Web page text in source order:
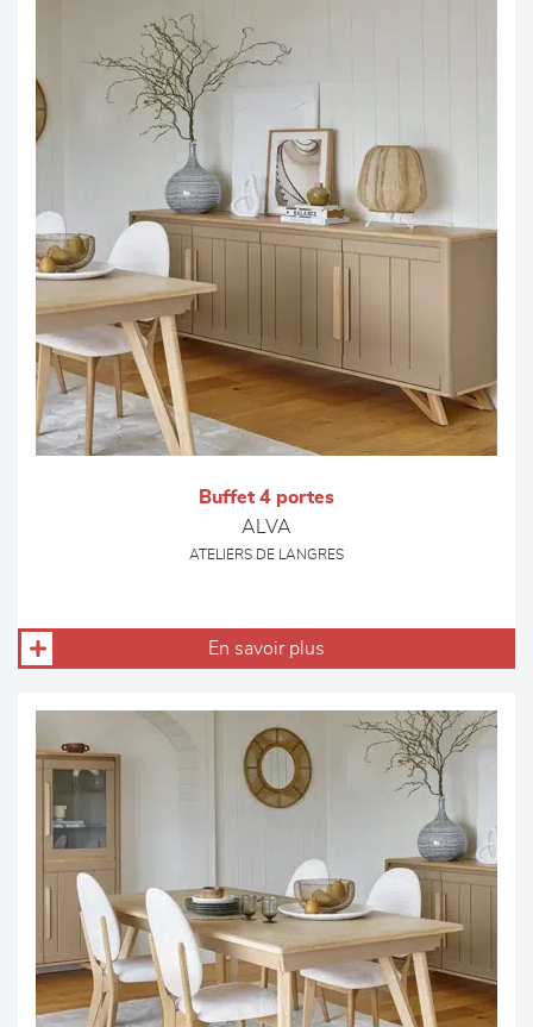
Buffet 4 portes
ALVA
ATELIERS DE LANGRES
En savoir plus